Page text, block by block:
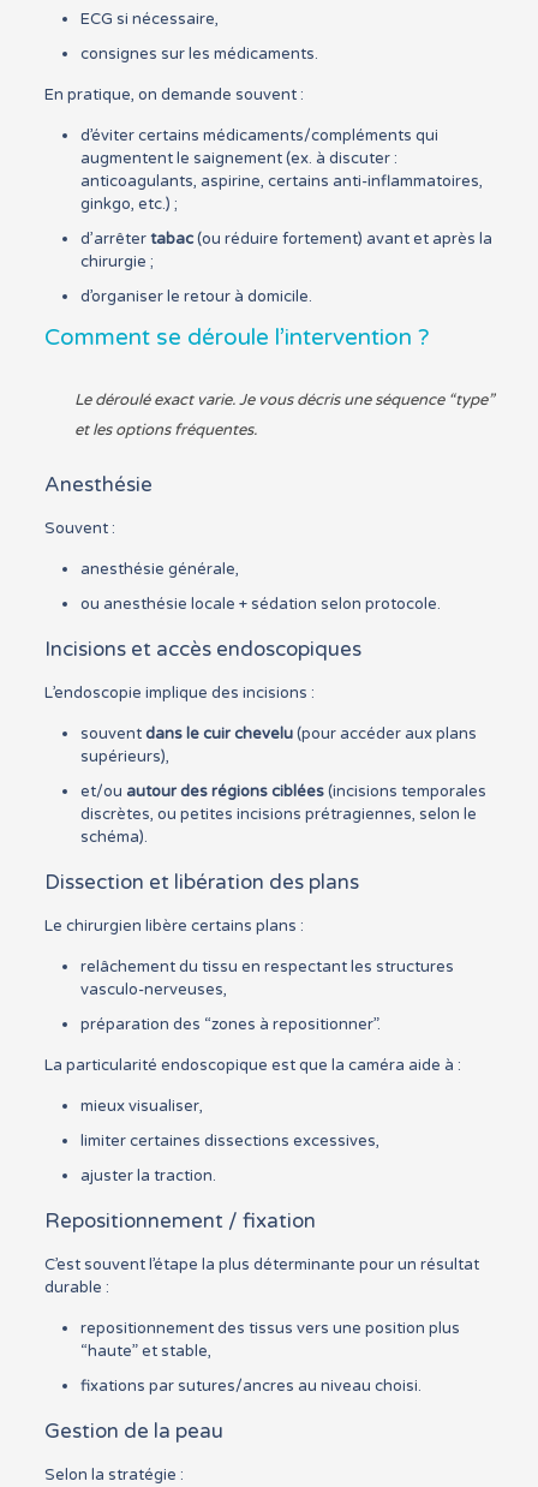
ECG si nécessaire,
consignes sur les médicaments.
En pratique, on demande souvent :
d’éviter certains médicaments/compléments qui
augmentent le saignement (ex. à discuter :
anticoagulants, aspirine, certains anti-inflammatoires,
ginkgo, etc.) ;
d’arrêtertabac(ou réduire fortement) avant et après la
chirurgie ;
d’organiser le retour à domicile.
Comment se déroule l’intervention ?
Le déroulé exact varie. Je vous décris une séquence “type”
et les options fréquentes.
Anesthésie
Souvent :
anesthésie générale,
ou anesthésie locale + sédation selon protocole.
Incisions et accès endoscopiques
L’endoscopie implique des incisions :
souventdans le cuir chevelu(pour accéder aux plans
supérieurs),
et/ou autour des régions ciblées(incisions temporales
discrètes, ou petites incisions prétragiennes, selon le
schéma).
Dissection et libération des plans
Le chirurgien libère certains plans :
relâchement du tissu en respectant les structures
vasculo-nerveuses,
préparation des “zones à repositionner”.
La particularité endoscopique est que la caméra aide à :
mieux visualiser,
limiter certaines dissections excessives,
ajuster la traction.
Repositionnement / fixation
C’est souvent l’étape la plus déterminante pour un résultat
durable :
repositionnement des tissus vers une position plus
“haute” et stable,
fixations par sutures/ancres au niveau choisi.
Gestion de la peau
Selon la stratégie :